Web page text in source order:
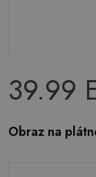
39.99
Obraz na